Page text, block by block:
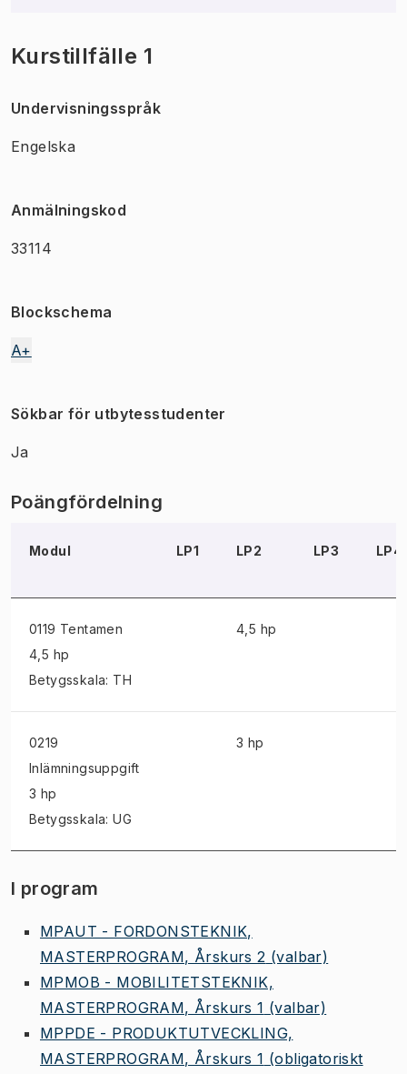
Kurstillfälle 1
Undervisningsspråk
Engelska
Anmälningskod
33114
Blockschema
A+
Sökbar för utbytesstudenter
Ja
Poängfördelning
Modul LP1 LP2 LP3 LP4
0119 Tentamen
4,5 hp
Betygsskala: TH
4,5 hp
0219
Inlämningsuppgift
3 hp
Betygsskala: UG
3 hp
I program
MPAUT - FORDONSTEKNIK,
MASTERPROGRAM, Årskurs 2 (valbar)
MPMOB - MOBILITETSTEKNIK,
MASTERPROGRAM, Årskurs 1 (valbar)
MPPDE - PRODUKTUTVECKLING,
MASTERPROGRAM, Årskurs 1 (obligatoriskt